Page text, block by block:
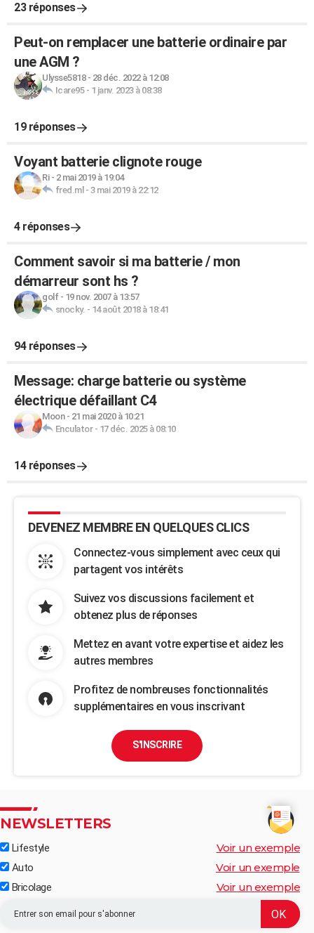
23 réponses
Peut-on remplacer une batterie ordinaire par
une AGM ?
Ulysse5818- 28 déc. 2022 à 12:08
Icare95- 1 janv. 2023 à 08:38
19 réponses
Voyant batterie clignote rouge
Ri- 2 mai 2019 à 19:04
fred.ml - 3 mai 2019 à 22:12
4 réponses
Comment savoir si ma batterie / mon
démarreur sont hs ?
golf- 19 nov. 2007 à 13:57
snocky. - 14 août 2018 à 18:41
94 réponses
Message: charge batterie ou système
électrique défaillant C4
Moon- 21 mai 2020 à 10:21
Enculator- 17 déc. 2025 à 08:10
14 réponses
DEVENEZ MEMBRE EN QUELQUES CLICS
Connectez-vous simplement avec ceux qui
partagent vos intérêts
Suivez vos discussions facilement et
obtenez plus de réponses
Mettez en avant votre expertise et aidez les
autres membres
Profitez de nombreuses fonctionnalités
supplémentaires en vous inscrivant
S'INSCRIRE
NEWSLETTERS
Lifestyle Voir un exemple
Auto Voir un exemple
Bricolage Voir un exemple